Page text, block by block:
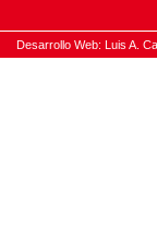
Desarrollo Web: Luis